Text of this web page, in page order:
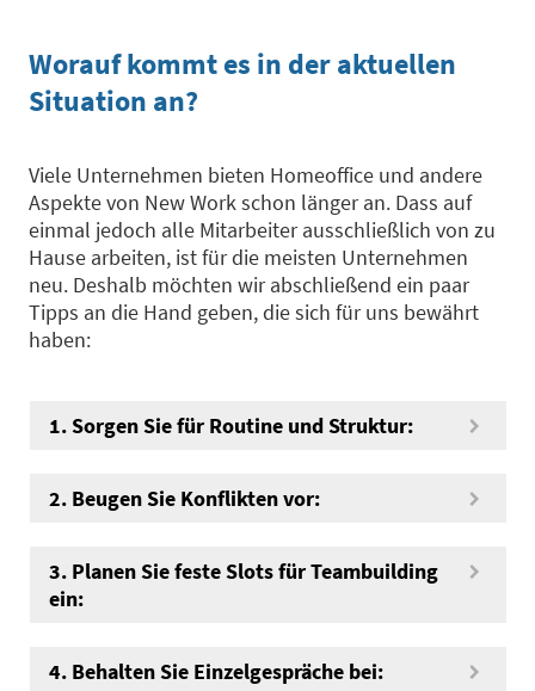
Worauf kommt es in der aktuellen
Situation an?
Viele Unternehmen bieten Homeoffice und andere
Aspekte von New Work schon länger an. Dass auf
einmal jedoch alle Mitarbeiter ausschließlich von zu
Hause arbeiten, ist für die meisten Unternehmen
neu. Deshalb möchten wir abschließend ein paar
Tipps an die Hand geben, die sich für uns bewährt
haben:
1. Sorgen Sie für Routine und Struktur:
2. Beugen Sie Konflikten vor:
3. Planen Sie feste Slots für Teambuilding
ein:
4. Behalten Sie Einzelgespräche bei: